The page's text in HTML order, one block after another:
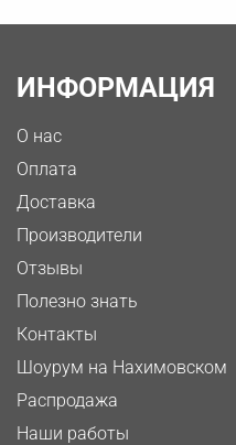
ИНФОРМАЦИЯ
О нас
Оплата
Доставка
Производители
Отзывы
Полезно знать
Контакты
Шоурум на Нахимовском
Распродажа
Наши работы